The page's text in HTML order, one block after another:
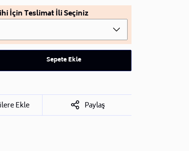
İçin Teslimat İli Seçiniz
Sepete Ekle
Ekle Paylaş